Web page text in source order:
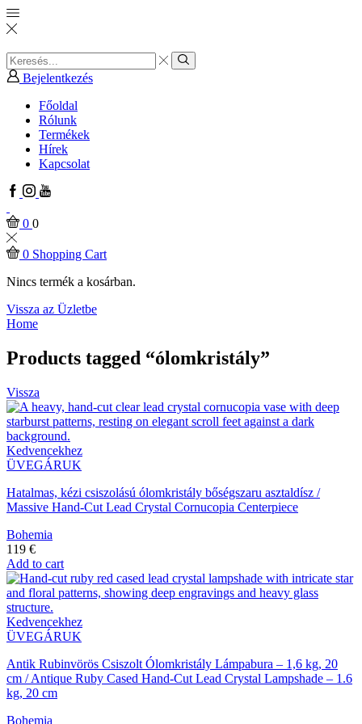
Search
input
Search
Bejelentkezés
Főoldal
Rólunk
Termékek
Hírek
Kapcsolat
Facebook
Instagram
Youtube
0 0
0 Shopping Cart
Nincs termék a kosárban.
Vissza az Üzletbe
Home
Products tagged “ólomkristály”
Vissza
Kedvencekhez
ÜVEGÁRUK
Hatalmas, kézi csiszolású ólomkristály bőségszaru asztaldísz /
Massive Hand-Cut Lead Crystal Cornucopia Centerpiece
Bohemia
119 €
Add to cart
Kedvencekhez
ÜVEGÁRUK
Antik Rubinvörös Csiszolt Ólomkristály Lámpabura – 1,6 kg, 20
cm / Antique Ruby Cased Hand-Cut Lead Crystal Lampshade – 1.6
kg, 20 cm
Bohemia